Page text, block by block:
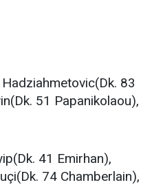
Hadziahmetovic(Dk. 83
51 Papanikolaou),
41 Emirhan),
74 Chamberlain),